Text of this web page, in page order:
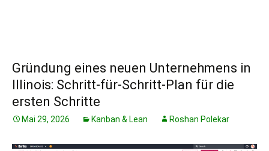
Gründung eines neuen Unternehmens in
Illinois: Schritt-für-Schritt-Plan für die
ersten Schritte
Mai 29, 2026 Kanban & Lean Roshan Polekar